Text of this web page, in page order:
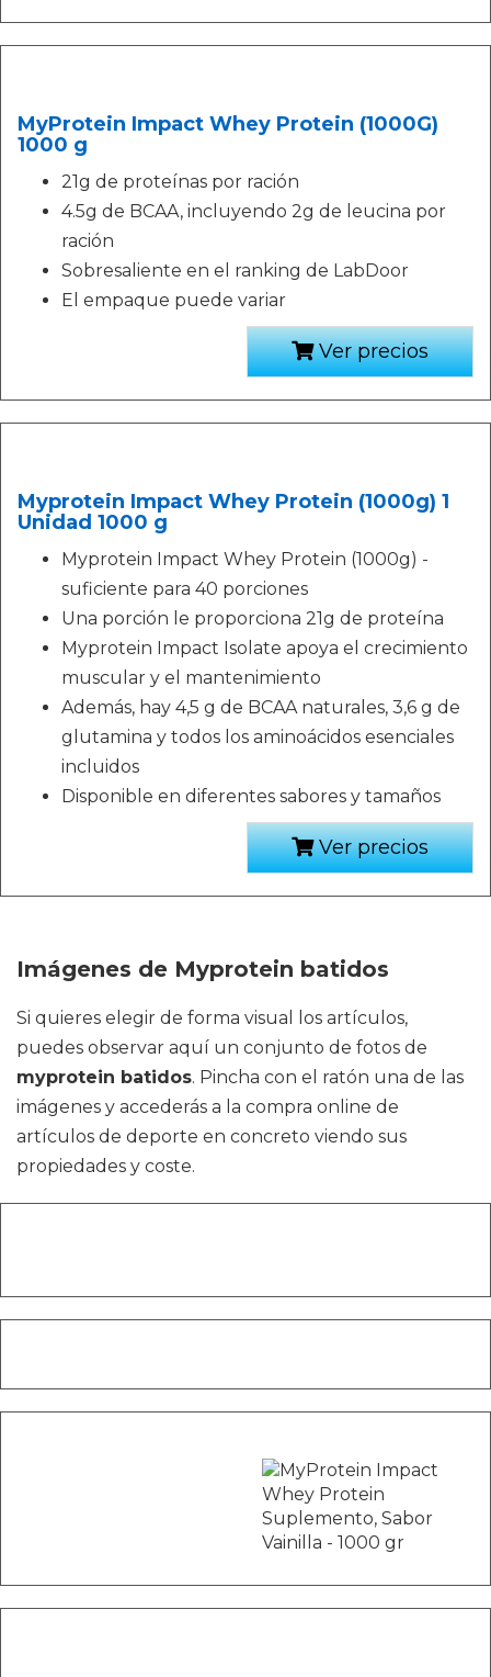
MyProtein Impact Whey Protein (1000G)
1000 g
21g de proteínas por ración
4.5g de BCAA, incluyendo 2g de leucina por
ración
Sobresaliente en el ranking de LabDoor
El empaque puede variar
Ver precios
Myprotein Impact Whey Protein (1000g) 1
Unidad 1000 g
Myprotein Impact Whey Protein (1000g) -
suficiente para 40 porciones
Una porción le proporciona 21g de proteína
Myprotein Impact Isolate apoya el crecimiento
muscular y el mantenimiento
Además, hay 4,5 g de BCAA naturales, 3,6 g de
glutamina y todos los aminoácidos esenciales
incluidos
Disponible en diferentes sabores y tamaños
Ver precios
Imágenes de Myprotein batidos
Si quieres elegir de forma visual los artículos,
puedes observar aquí un conjunto de fotos de
myprotein batidos. Pincha con el ratón una de las
imágenes y accederás a la compra online de
artículos de deporte en concreto viendo sus
propiedades y coste.